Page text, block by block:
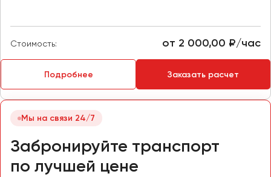
Стоимость: от 2 000,00 ₽/час
Подробнее Заказать расчет
Мы на связи 24/7
Забронируйте транспорт
по лучшей цене